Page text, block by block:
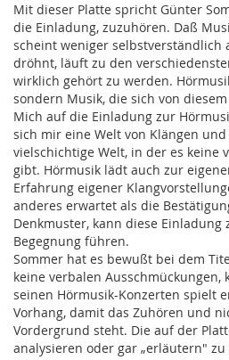
Mit dieser Platte spricht Günter
die Einladung, zuzuhören. Daß
scheint weniger selbstverständlich
dröhnt, läuft zu den
wirklich gehört zu werden.
sondern Musik, die sich von
Mich auf die Einladung zur
sich mir eine Welt von Klängen
vielschichtige Welt, in der es keine
gibt. Hörmusik lädt auch zur
Erfahrung eigener
anderes erwartet als die
Denkmuster, kann diese Einladung
Begegnung führen.
Sommer hat es bewußt bei dem
keine verbalen Ausschmückungen,
seinen Hörmusik-Konzerten spielt
Vorhang, damit das Zuhören und
Vordergrund steht. Die auf der
analysieren oder gar „erläutern"